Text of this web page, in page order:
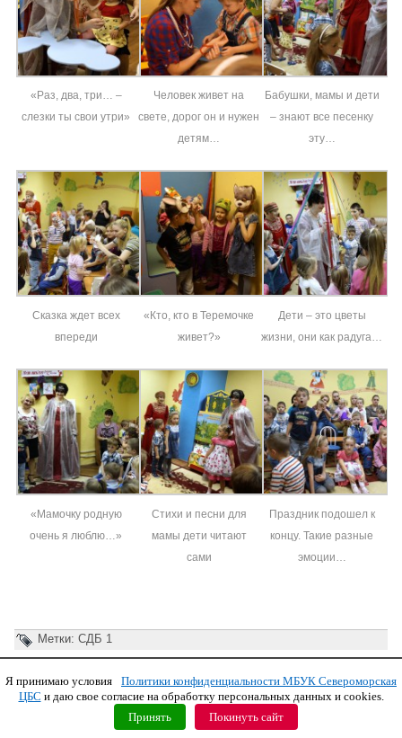
«Раз, два, три… –
слезки ты свои утри»
Человек живет на
свете, дорог он и нужен
детям…
Бабушки, мамы и дети
– знают все песенку
эту…
Сказка ждет всех
впереди
«Кто, кто в Теремочке
живет?»
Дети – это цветы
жизни, они как радуга…
«Мамочку родную
очень я люблю…»
Стихи и песни для
мамы дети читают
сами
Праздник подошел к
концу. Такие разные
эмоции…
Метки: СДБ 1
Copyright © 2011 МБУК СЦБС
Я принимаю условия
Политики конфиденциальности МБУК Североморская
ЦБС и даю свое согласие на обработку персональных данных и cookies.
Принять
Покинуть сайт